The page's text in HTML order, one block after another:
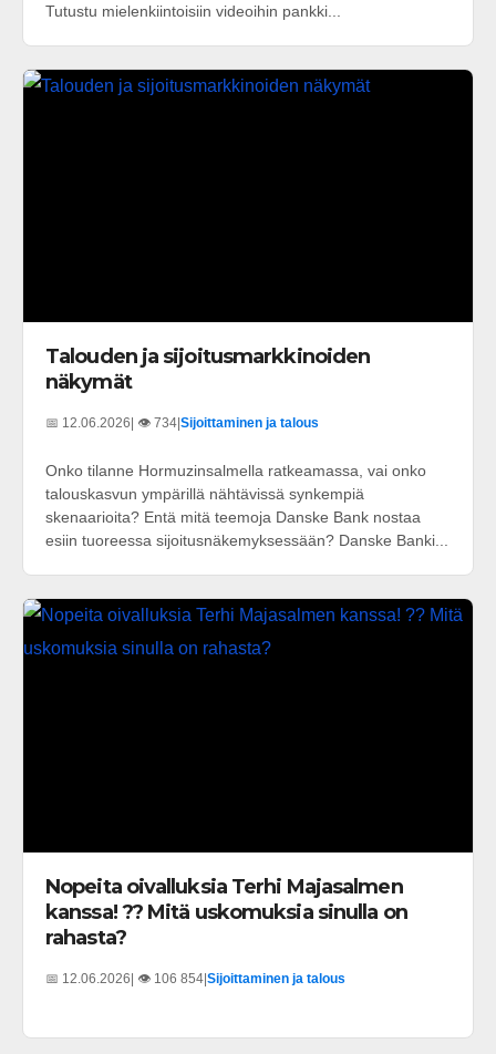
Tutustu mielenkiintoisiin videoihin pankki...
Talouden ja sijoitusmarkkinoiden
näkymät
📅 12.06.2026 | 👁️ 734 Sijoittaminen ja talous
Onko tilanne Hormuzinsalmella ratkeamassa, vai onko
talouskasvun ympärillä nähtävissä synkempiä
skenaarioita? Entä mitä teemoja Danske Bank nostaa
esiin tuoreessa sijoitusnäkemyksessään? Danske Banki...
Nopeita oivalluksia Terhi Majasalmen
kanssa! ?? Mitä uskomuksia sinulla on
rahasta?
📅 12.06.2026| 👁️ 106 854|Sijoittaminen ja talous